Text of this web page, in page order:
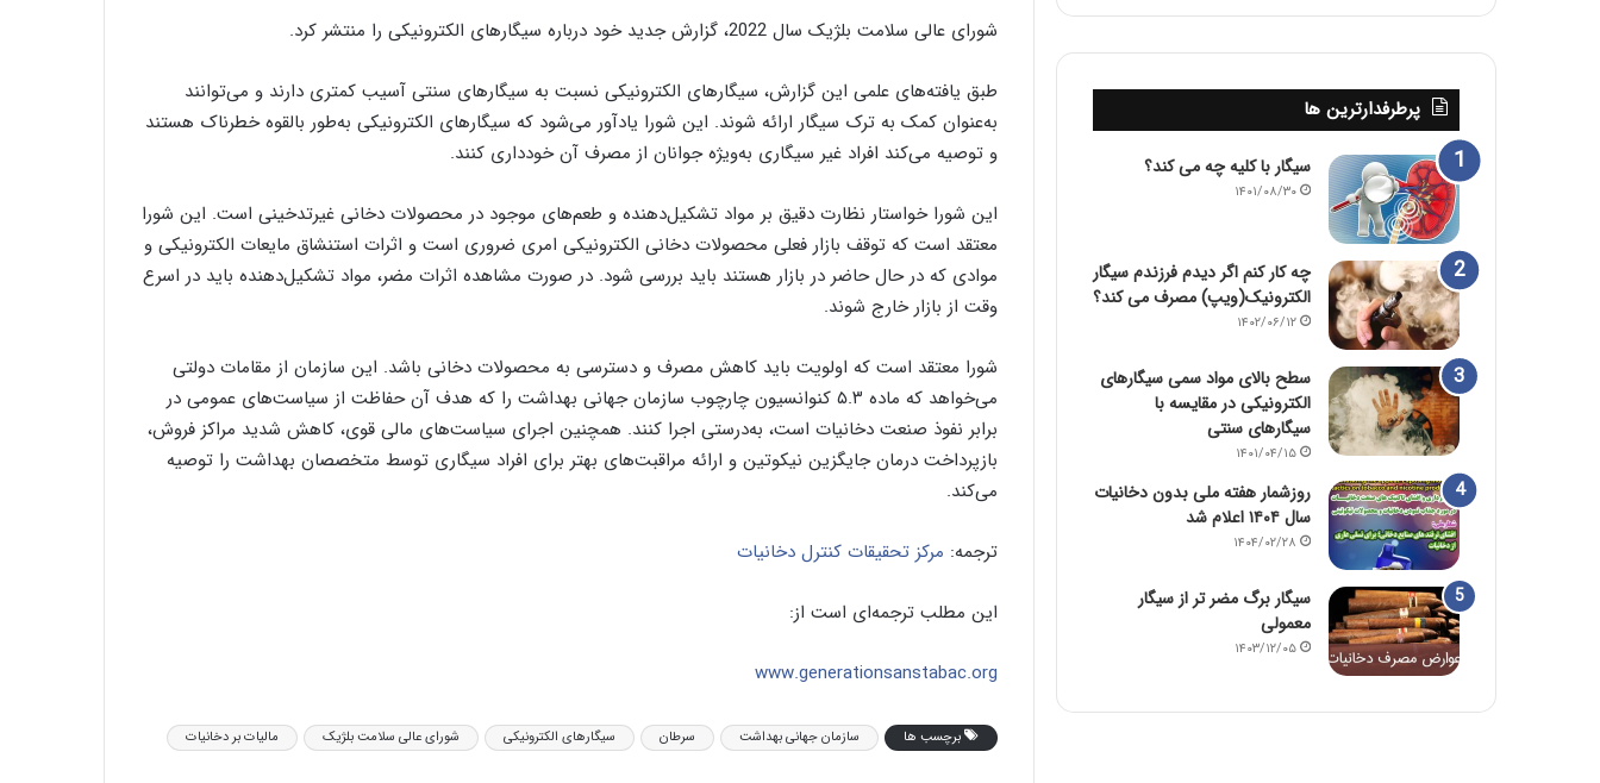
شورای عالی سلامت بلژیک سال 2022، گزارش جدید خود درباره سیگارهای الکترونیکی را منتشر کرد.
طبق یافته‌های علمی این گزارش، سیگارهای الکترونیکی نسبت به سیگارهای سنتی آسیب کمتری دارند و می‌توانند
به‌عنوان کمک به ترک سیگار ارائه شوند. این شورا یادآور می‌شود که سیگارهای الکترونیکی به‌طور بالقوه خطرناک هستند
و توصیه می‌کند افراد غیر سیگاری به‌ویژه جوانان از مصرف آن خودداری کنند.
این شورا خواستار نظارت دقیق بر مواد تشکیل‌دهنده و طعم‌های موجود در محصولات دخانی غیرتدخینی است. این شورا
معتقد است که توقف بازار فعلی محصولات دخانی الکترونیکی امری ضروری است و اثرات استنشاق مایعات الکترونیکی و
موادی که در حال حاضر در بازار هستند باید بررسی شود. در صورت مشاهده اثرات مضر، مواد تشکیل‌دهنده باید در اسرع
وقت از بازار خارج شوند.
شورا معتقد است که اولویت باید کاهش مصرف و دسترسی به محصولات دخانی باشد. این سازمان از مقامات دولتی
می‌خواهد که ماده ۵.۳ کنوانسیون چارچوب سازمان جهانی بهداشت را که هدف آن حفاظت از سیاست‌های عمومی در
برابر نفوذ صنعت دخانیات است، به‌درستی اجرا کنند. همچنین اجرای سیاست‌های مالی قوی، کاهش شدید مراکز فروش،
بازپرداخت درمان جایگزین نیکوتین و ارائه مراقبت‌های بهتر برای افراد سیگاری توسط متخصصان بهداشت را توصیه
می‌کند.
ترجمه: مرکز تحقیقات کنترل دخانیات
این مطلب ترجمه‌ای است از:
www.generationsanstabac.org
برچسب ها سازمان جهانی بهداشت سرطان سیگارهای الکترونیکی شورای عالی سلامت بلژیک مالیات بر دخانیات
پرطرفدارترین ها
سیگار با کلیه چه می کند؟
۱۴۰۱/۰۸/۳۰
چه کار کنم اگر دیدم فرزندم سیگار
الکترونیک(ویپ) مصرف می کند؟
۱۴۰۲/۰۶/۱۲
سطح بالای مواد سمی سیگارهای
الکترونیکی در مقایسه با
سیگارهای سنتی
۱۴۰۱/۰۴/۱۵
روزشمار هفته ملی بدون دخانیات
سال ۱۴۰۴ اعلام شد
۱۴۰۴/۰۲/۲۸
سیگار برگ مضر تر از سیگار
معمولی
۱۴۰۳/۱۲/۰۵